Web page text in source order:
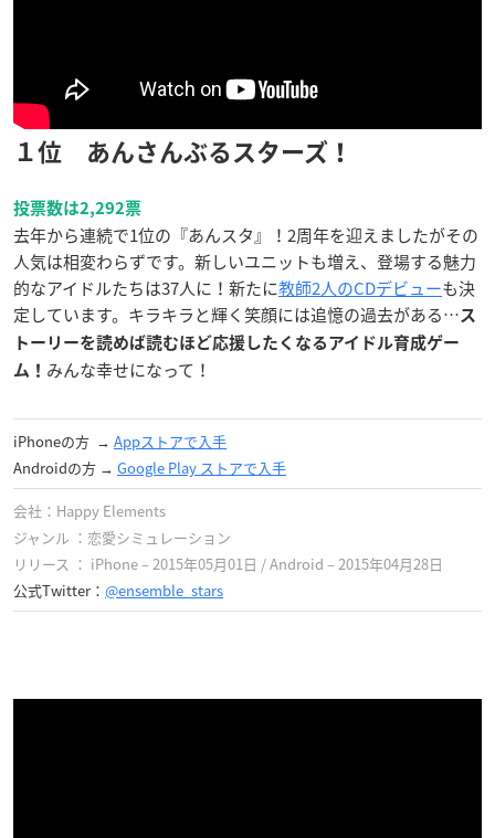
１位 あんさんぶるスターズ！
投票数は2,292票
去年から連続で1位の『あんスタ』！2周年を迎えましたがその
人気は相変わらずです。新しいユニットも増え、登場する魅力
的なアイドルたちは37人に！新たに教師2人のCDデビューも決
定しています。キラキラと輝く笑顔には追憶の過去がある… ス
トーリーを読めば読むほど応援したくなるアイドル育成ゲー
ム！ みんな幸せになって！
iPhoneの方 → Appストアで入手
Androidの方 → Google Play ストア‎で入手
会社：Happy Elements
ジャンル ：恋愛シミュレーション
リリース ： iPhone – 2015年05月01日 / Android –2015年04月28日
公式Twitter： @ensemble_stars